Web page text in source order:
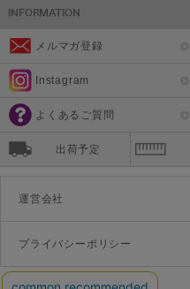
メルマガ登録
Instagram
よくあるご質問
出荷予定
運営会社
プライバシーポリシー